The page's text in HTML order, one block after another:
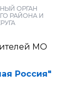
ОРГАН
РАЙОНА И
МО
Россия"